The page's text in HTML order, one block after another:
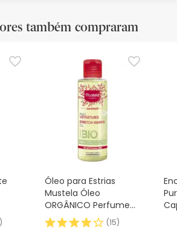
também compraram
)
Óleo para Estrias
Mustela Óleo
ORGÂNICO Perfume
Livre 105ml
(15)